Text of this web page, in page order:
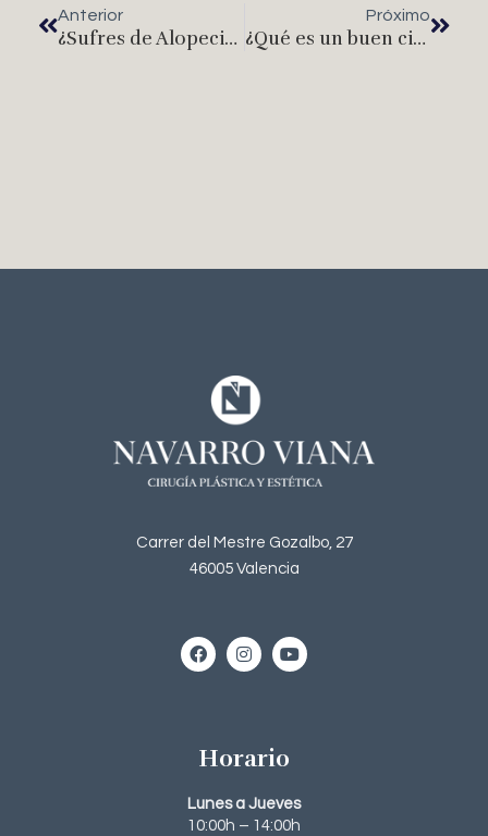
Anterior
¿Sufres de Alopecia? Te contamos las alternativas que tienes para combatirla
Próximo
¿Qué es un buen cirujano de estética? ¿Qué habilidades debe tener?
Carrer del Mestre Gozalbo, 27
46005 Valencia
Horario
Lunes a Jueves
10:00h – 14:00h